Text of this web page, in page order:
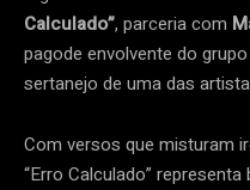
Calculado”, parceria com
pagode envolvente do
sertanejo de uma das
Com versos que misturam
“Erro Calculado”